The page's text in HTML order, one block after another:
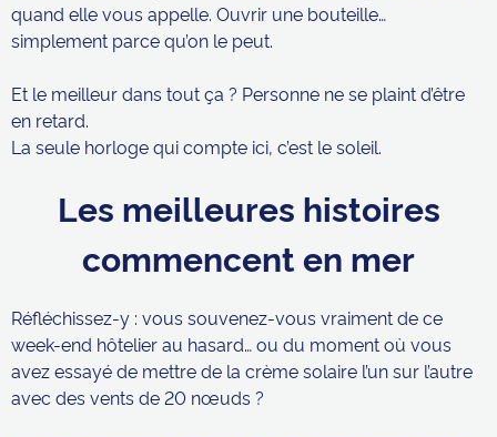
quand elle vous appelle. Ouvrir une bouteille…
simplement parce qu’on le peut.
Et le meilleur dans tout ça ? Personne ne se plaint d’être
en retard.
La seule horloge qui compte ici, c’est le soleil.
Les meilleures histoires
commencent en mer
Réfléchissez-y : vous souvenez-vous vraiment de ce
week-end hôtelier au hasard… ou du moment où vous
avez essayé de mettre de la crème solaire l’un sur l’autre
avec des vents de 20 nœuds ?